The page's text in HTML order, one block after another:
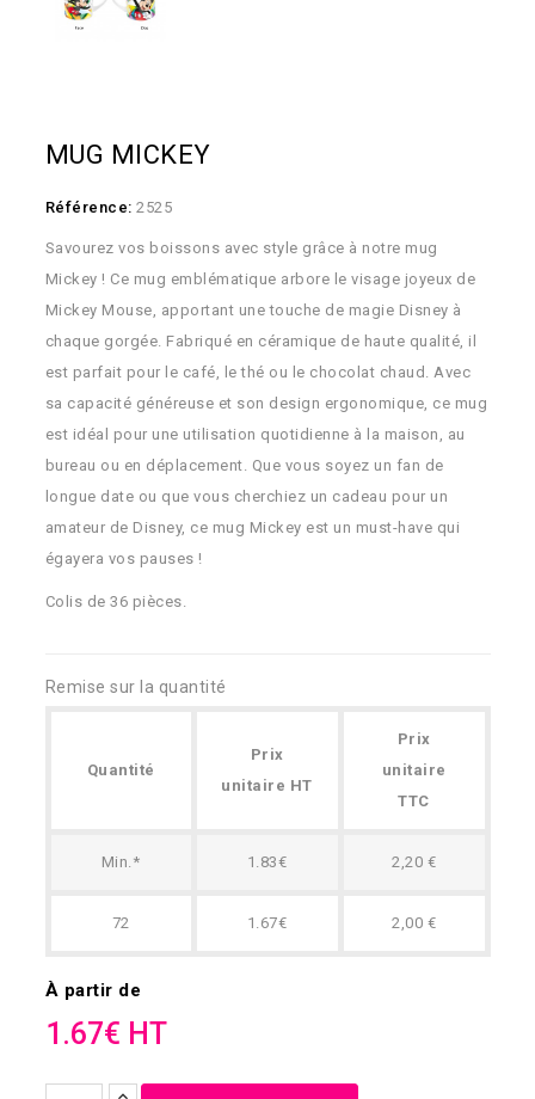
MUG MICKEY
Référence: 2525
Savourez vos boissons avec style grâce à notre mug
Mickey ! Ce mug emblématique arbore le visage joyeux de
Mickey Mouse, apportant une touche de magie Disney à
chaque gorgée. Fabriqué en céramique de haute qualité, il
est parfait pour le café, le thé ou le chocolat chaud. Avec
sa capacité généreuse et son design ergonomique, ce mug
est idéal pour une utilisation quotidienne à la maison, au
bureau ou en déplacement. Que vous soyez un fan de
longue date ou que vous cherchiez un cadeau pour un
amateur de Disney, ce mug Mickey est un must-have qui
égayera vos pauses !
Colis de 36 pièces.
Remise sur la quantité
Quantité
Prix
unitaire HT
Prix
unitaire
TTC
Min.* 1.83€ 2,20 €
72 1.67€ 2,00 €
À partir de
1.67€ HT